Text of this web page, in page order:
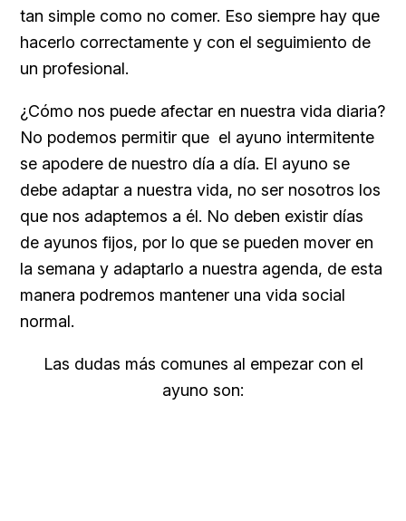
tan simple como no comer. Eso siempre hay que
hacerlo correctamente y con el seguimiento de
un profesional.
¿Cómo nos puede afectar en nuestra vida diaria?
No podemos permitir que el ayuno intermitente
se apodere de nuestro día a día. El ayuno se
debe adaptar a nuestra vida, no ser nosotros los
que nos adaptemos a él. No deben existir días
de ayunos fijos, por lo que se pueden mover en
la semana y adaptarlo a nuestra agenda, de esta
manera podremos mantener una vida social
normal.
Las dudas más comunes al empezar con el
ayuno son: